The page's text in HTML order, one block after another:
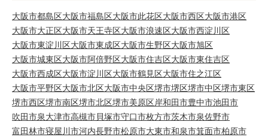
大阪市都島区大阪市福島区大阪市此花区大阪市西区大阪市港区
大阪市大正区大阪市天王寺区大阪市浪速区大阪市西淀川区
大阪市東淀川区大阪市東成区大阪市生野区大阪市旭区
大阪市城東区大阪市阿倍野区大阪市住吉区大阪市東住吉区
大阪市西成区大阪市淀川区大阪市鶴見区大阪市住之江区
大阪市平野区大阪市北区大阪市中央区堺市堺区堺市中区堺市東区
堺市西区堺市南区堺市北区堺市美原区岸和田市豊中市池田市
吹田市泉大津市高槻市貝塚市守口市枚方市茨木市泉佐野市
富田林市寝屋川市河内長野市松原市大東市和泉市箕面市柏原市